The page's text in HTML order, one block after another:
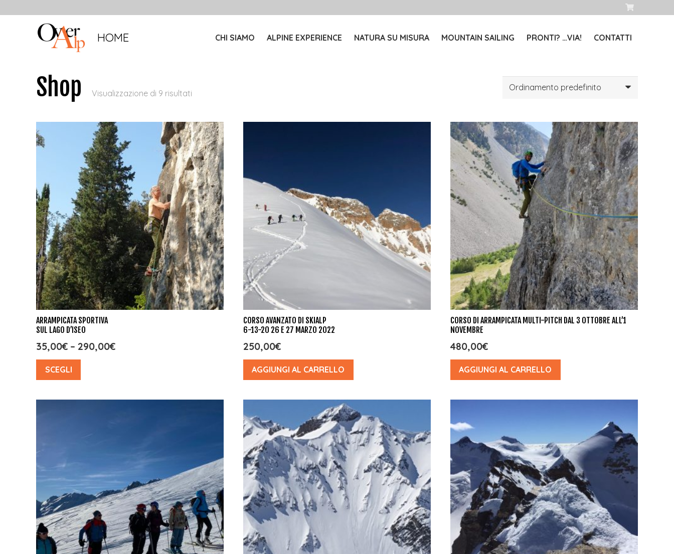
HOME CHI SIAMO ALPINE EXPERIENCE NATURA SU MISURA MOUNTAIN SAILING PRONTI? …VIA! CONTATTI
Shop Visualizzazione di 9 risultati
ARRAMPICATA SPORTIVA
SUL LAGO D’ISEO
35,00€ – 290,00€
SCEGLI
CORSO AVANZATO DI SKIALP
6-13-20 26 E 27 MARZO 2022
250,00€
AGGIUNGI AL CARRELLO
CORSO DI ARRAMPICATA MULTI-PITCH DAL 3 OTTOBRE ALL’1
NOVEMBRE
480,00€
AGGIUNGI AL CARRELLO